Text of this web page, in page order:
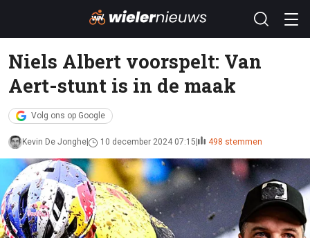
Niels Albert voorspelt: Van
Aert-stunt is in de maak
Volg ons op Google
Kevin De Jonghe 10 december 2024 07:15 498 stemmen